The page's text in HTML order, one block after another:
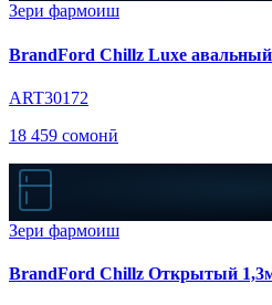
Зери фармоиш
BrandFord Chillz Luxe
ART30172
18 459 сомонӣ
Зери фармоиш
BrandFord Chillz Открытый